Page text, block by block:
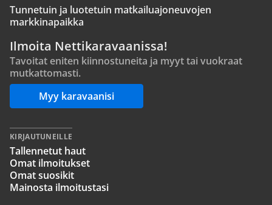
Tunnetuin ja luotetuin matkailuajoneuvojen
markkinapaikka
Ilmoita Nettikaravaanissa!
Tavoitat eniten kiinnostuneita ja myyt tai vuokraat
mutkattomasti.
Myy karavaanisi
KIRJAUTUNEILLE
Tallennetut haut
Omat ilmoitukset
Omat suosikit
Mainosta ilmoitustasi